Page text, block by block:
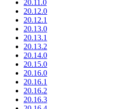
20.11.0
20.12.0
20.12.1
20.13.0
20.13.1
20.13.2
20.14.0
20.15.0
20.16.0
20.16.1
20.16.2
20.16.3